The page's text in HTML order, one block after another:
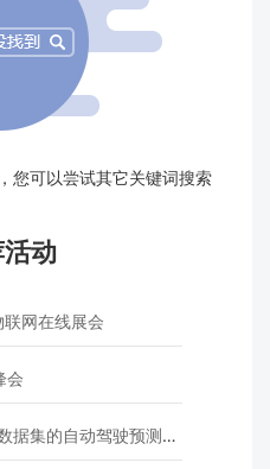
您可以尝试其它关键词搜索
动
网在线展会
会
自动驾驶预测模型挑战赛